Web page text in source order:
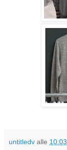
untitledv alle 10:03